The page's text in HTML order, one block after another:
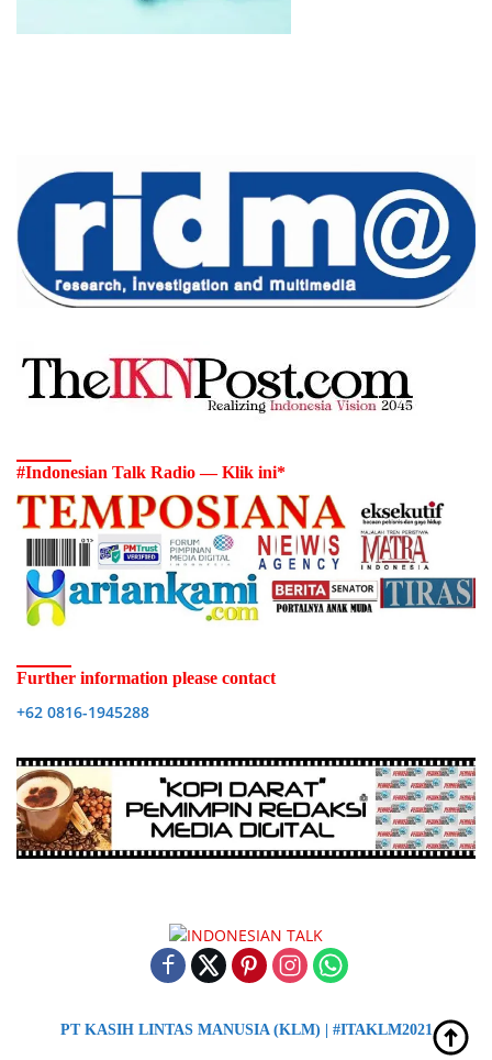
#Indonesian Talk Radio — Klik ini*
Further information please contact
+62 0816-1945288
PT KASIH LINTAS MANUSIA (KLM) | #ITAKLM2021